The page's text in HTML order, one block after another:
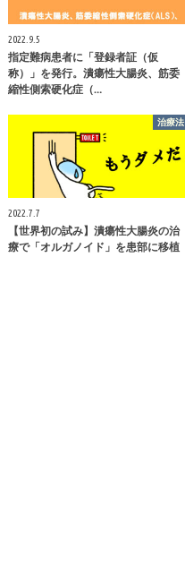
2022.9.5
指定難病患者に「登録者証（仮
称）」を発行。潰瘍性大腸炎、筋委
縮性側索硬化症（…
治療法
2022.7.7
【世界初の試み】潰瘍性大腸炎の治
療で「オルガノイド」を患部に移植